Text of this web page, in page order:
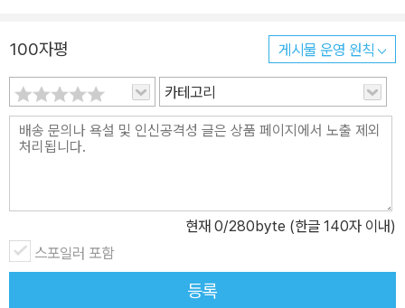
보세요. 책과 함께 여러분의 미래도 활짝 펼쳐질 거예요. 사랑이 가득
요. 각 직업이 하는 일은 무엇인지, 그 분야의 훌륭한 사람은 누가 있
는지, 그 직업을 갖기 위해서는 어떤 것들이 필요한지 등 직업에 관한
여러 정보들이 어린이의 눈높이에 맞게 쉽고 재미있게 담겨 있습니
려운 사람들을 돕고 보살펴요. 애완견, 직업견, 도우미견 등 강아지를
훈련시켜요. 썩고, 흔들리고, 아프고…, 치아와 관련된 모든 질병을 치
료해요. 유치원에서 어린이들을 사랑으로 가르치고 보살펴요. 창의력
100자평 게시물 운영 원칙
카테고리
현재 0/280byte (한글 140자 이내)
스포일러 포함
등록